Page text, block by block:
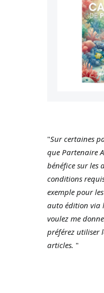
"Sur certaines
que Partenaire
bénéfice sur les
conditions
exemple pour
auto édition via
voulez me
préférez utiliser
articles. "